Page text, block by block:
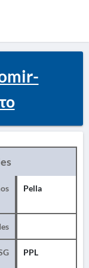
Pella
PPL